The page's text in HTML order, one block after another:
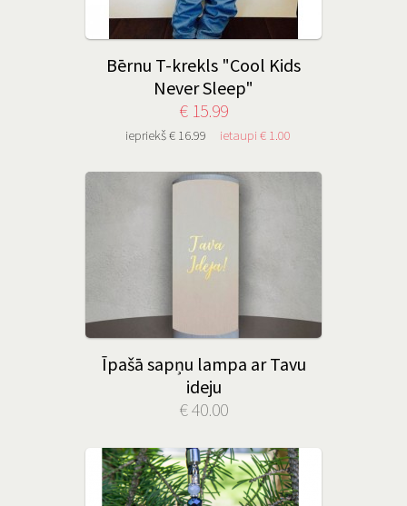
Bērnu T-krekls "Cool Kids
Never Sleep"
€ 15.99
iepriekš € 16.99 ietaupi € 1.00
Īpašā sapņu lampa ar Tavu
ideju
€ 40.00